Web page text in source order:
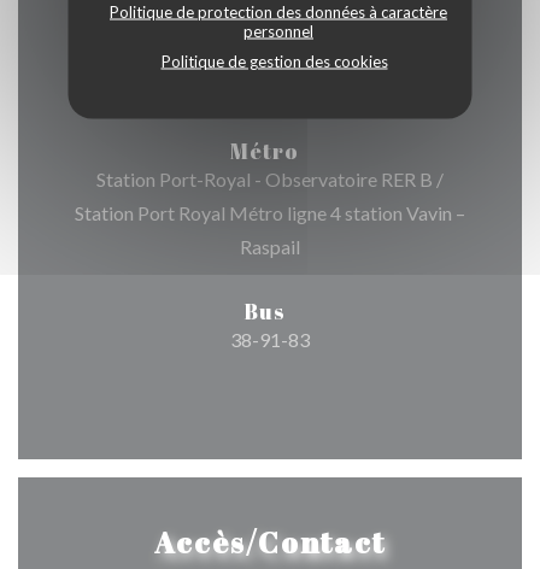
Politique de protection des données à caractère
personnel
Politique de gestion des cookies
Accès
Métro
Station Port-Royal - Observatoire RER B /
Station Port Royal Métro ligne 4 station Vavin –
Raspail
Bus
38-91-83
Accès/Contact